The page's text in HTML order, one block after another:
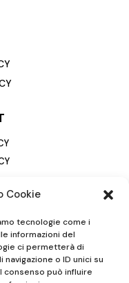
Cookie
tecnologie come i
informazioni del
ci permetterà di
o ID unici su
può influire